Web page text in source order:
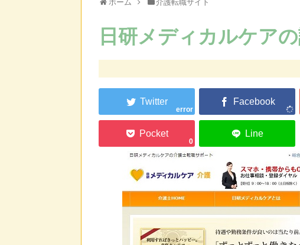
ホーム 介護転職サイト
日研メディカルケア
error
0